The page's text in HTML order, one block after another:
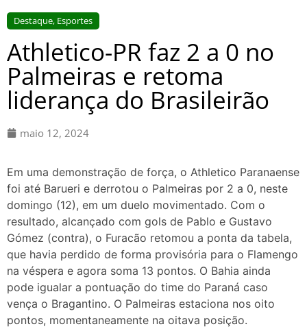
Destaque, Esportes
Athletico-PR faz 2 a 0 no
Palmeiras e retoma
liderança do Brasileirão
maio 12, 2024
Em uma demonstração de força, o Athletico Paranaense
foi até Barueri e derrotou o Palmeiras por 2 a 0, neste
domingo (12), em um duelo movimentado. Com o
resultado, alcançado com gols de Pablo e Gustavo
Gómez (contra), o Furacão retomou a ponta da tabela,
que havia perdido de forma provisória para o Flamengo
na véspera e agora soma 13 pontos. O Bahia ainda
pode igualar a pontuação do time do Paraná caso
vença o Bragantino. O Palmeiras estaciona nos oito
pontos, momentaneamente na oitava posição.